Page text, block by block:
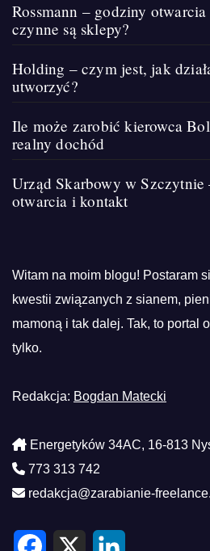
Rossmann – godziny
czynne są sklepy?
Holding – czym jest, jak
utworzyć?
Ile może zarobić kierowca
realny dochód
Urząd Skarbowy w Szczytnie
otwarcia i kontakt
Witam na moim blogu! Postaram
kwestii związanych z sianem,
mamoną i tak dalej. Tak, to portal
tylko.
Redakcja: Bogdan Matecki
Energetyków 34AC, 16-813
773 313 742
redakcja@zarabianie-
F
X